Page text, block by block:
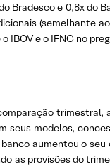
Bradesco e 0,8x do
(semelhante
IBOV e o IFNC no
trimestral,
seus modelos,
aumentou o
as provisões do